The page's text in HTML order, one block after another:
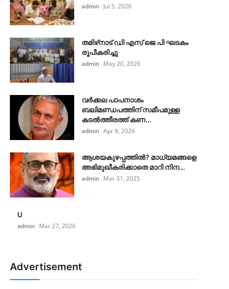
admin Jul 5, 2026
തമിഴ്‌നാട് ഡി എസ് ജെ പി ഘടകം
രൂപീകരിച്ചു
admin May 20, 2026
വർക്കല പാപനാശം
ബലിമണ്ഡപത്തിന് സമീപമുള്ള
കടൽത്തീരത്ത് കണ...
admin Apr 8, 2026
ആശയകുഴപ്പത്തില്‍? മാധ്യമങ്ങളെ
അഭിമുഖീകരിക്കാതെ മാറി നിന...
admin Mar 31, 2025
U
admin Mar 27, 2026
Advertisement